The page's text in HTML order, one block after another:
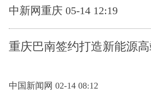
中新网重庆 05-14 12:19
重庆巴南签约打造新能源
中国新闻网 02-14 08:12